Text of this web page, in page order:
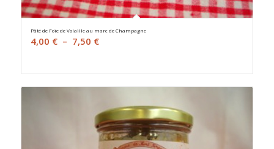
Pâté de Foie de Volaille au marc de Champagne
4,00 € – 7,50 €Plage
4,00 €
7,50 €